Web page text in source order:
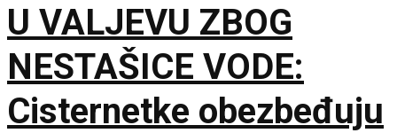
U VALJEVU ZBOG
NESTAŠICE VODE:
Cisternetke obezbeđuju